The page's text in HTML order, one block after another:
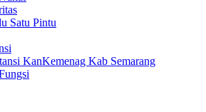
Satu Pintu
KanKemenag Kab Semarang